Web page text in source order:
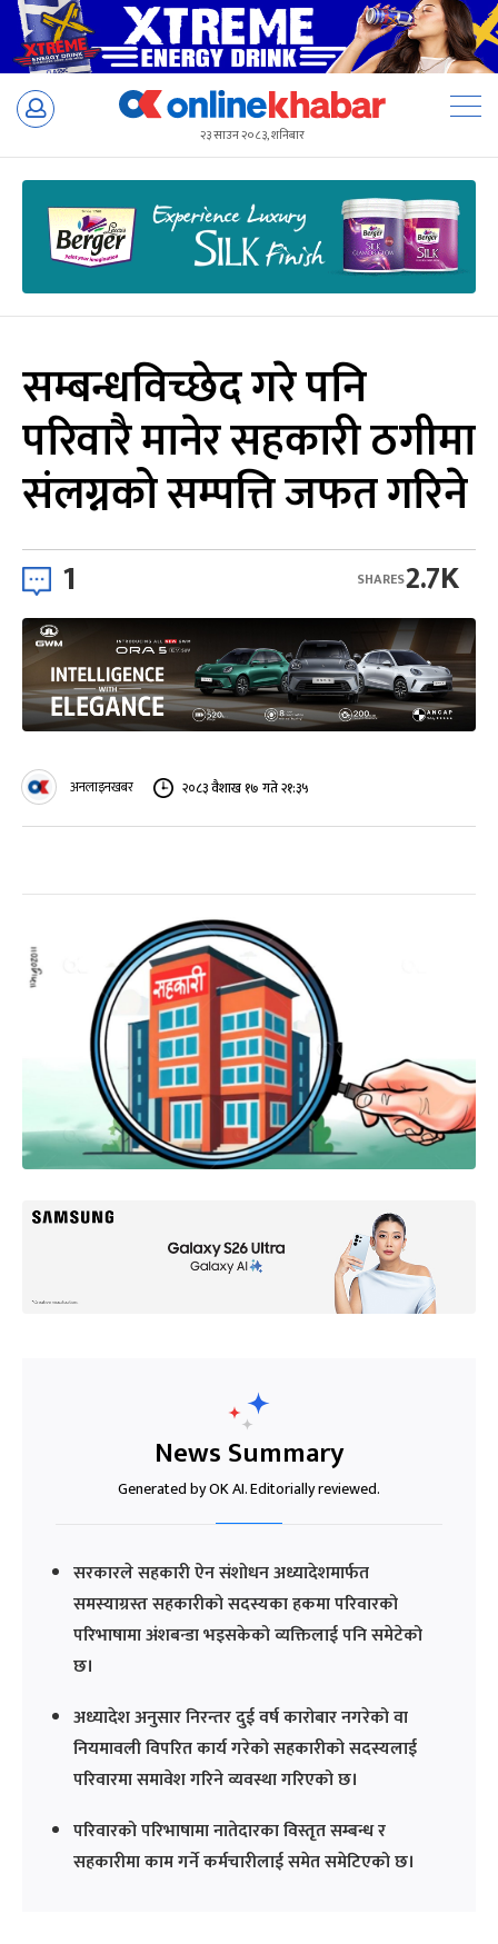
Skip
२३ साउन २०८३, शनिबार
सम्बन्धविच्छेद गरे पनि
परिवारै मानेर सहकारी ठगीमा
संलग्नको सम्पत्ति जफत गरिने
1 2.7K
SHARES
अनलाइनखबर २०८३ वैशाख १७ गते २१:३५
News Summary
Generated by OK AI. Editorially reviewed.
सरकारले सहकारी ऐन संशोधन अध्यादेशमार्फत
समस्याग्रस्त सहकारीको सदस्यका हकमा परिवारको
परिभाषामा अंशबन्डा भइसकेको व्यक्तिलाई पनि समेटेको
छ।
अध्यादेश अनुसार निरन्तर दुई वर्ष कारोबार नगरेको वा
नियमावली विपरित कार्य गरेको सहकारीको सदस्यलाई
परिवारमा समावेश गरिने व्यवस्था गरिएको छ।
परिवारको परिभाषामा नातेदारका विस्तृत सम्बन्ध र
सहकारीमा काम गर्ने कर्मचारीलाई समेत समेटिएको छ।